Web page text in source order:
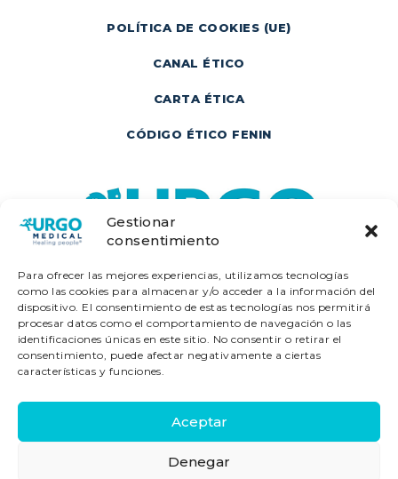
Gestionar
consentimiento
Para ofrecer las mejores experiencias, utilizamos tecnologías
como las cookies para almacenar y/o acceder a la información del
dispositivo. El consentimiento de estas tecnologías nos permitirá
procesar datos como el comportamiento de navegación o las
identificaciones únicas en este sitio. No consentir o retirar el
consentimiento, puede afectar negativamente a ciertas
características y funciones.
Aceptar
Denegar
POLÍTICA DE COOKIES (UE)
CANAL ÉTICO
CARTA ÉTICA
CÓDIGO ÉTICO FENIN
Laboratorios URGO - Diagonal - 640, 2ª
Planta 2ºB Edif. Alta Diagonal - 08017
Barcelona